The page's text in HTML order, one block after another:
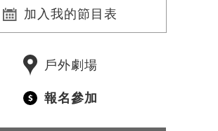
加入我的節目表
戶外劇場
報名參加